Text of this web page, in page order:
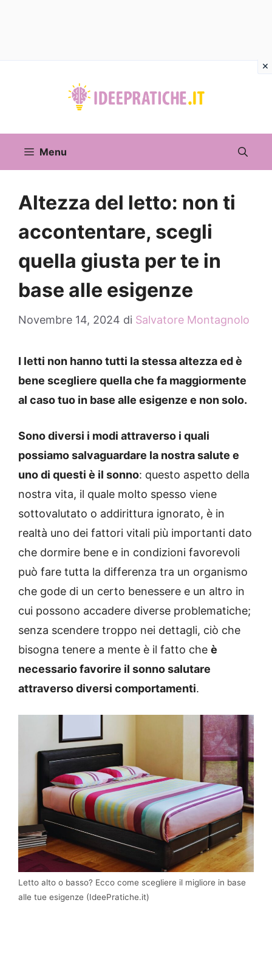
Menu
Altezza del letto: non ti
accontentare, scegli
quella giusta per te in
base alle esigenze
Novembre 14, 2024 di Salvatore Montagnolo
I letti non hanno tutti la stessa altezza ed è
bene scegliere quella che fa maggiormente
al caso tuo in base alle esigenze e non solo.
Sono diversi i modi attraverso i quali
possiamo salvaguardare la nostra salute e
uno di questi è il sonno: questo aspetto della
nostra vita, il quale molto spesso viene
sottovalutato o addirittura ignorato, è in
realtà uno dei fattori vitali più importanti dato
che dormire bene e in condizioni favorevoli
può fare tutta la differenza tra un organismo
che gode di un certo benessere e un altro in
cui possono accadere diverse problematiche;
senza scendere troppo nei dettagli, ciò che
bisogna tenere a mente è il fatto che è
necessario favorire il sonno salutare
attraverso diversi comportamenti.
Letto alto o basso? Ecco come scegliere il migliore in base
alle tue esigenze (IdeePratiche.it)